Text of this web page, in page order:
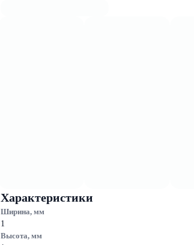
Характеристики
Ширина, мм
1
Высота, мм